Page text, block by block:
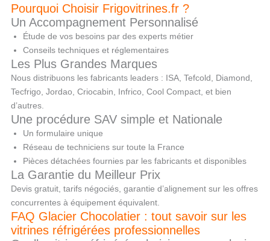
Pourquoi Choisir Frigovitrines.fr ?
Un Accompagnement Personnalisé
Étude de vos besoins par des experts métier
Conseils techniques et réglementaires
Les Plus Grandes Marques
Nous distribuons les fabricants leaders : ISA, Tefcold, Diamond,
Tecfrigo, Jordao, Criocabin, Infrico, Cool Compact, et bien
d’autres.
Une procédure SAV simple et Nationale
Un formulaire unique
Réseau de techniciens sur toute la France
Pièces détachées fournies par les fabricants et disponibles
La Garantie du Meilleur Prix
Devis gratuit, tarifs négociés, garantie d’alignement sur les offres
concurrentes à équipement équivalent.
FAQ Glacier Chocolatier : tout savoir sur les
vitrines réfrigérées professionnelles